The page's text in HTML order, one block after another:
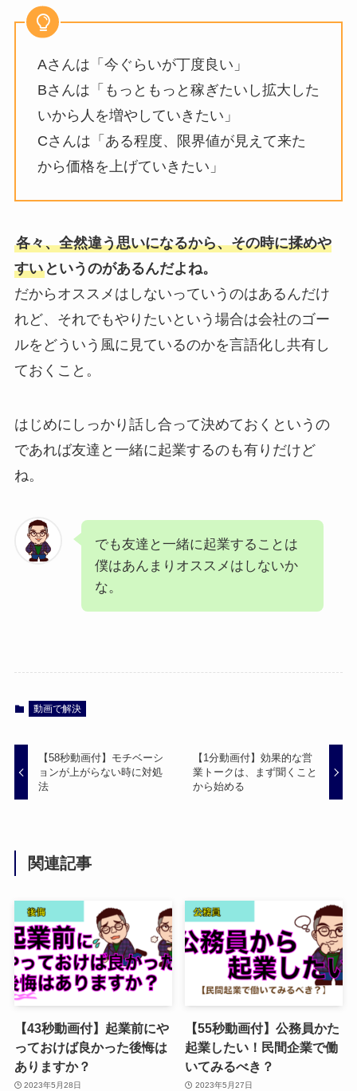
Aさんは「今ぐらいが丁度良い」
Bさんは「もっともっと稼ぎたいし拡大した
いから人を増やしていきたい」
Cさんは「ある程度、限界値が見えて来た
から価格を上げていきたい」
各々、全然違う思いになるから、その時に揉めや
すいというのがあるんだよね。
だからオススメはしないっていうのはあるんだけ
れど、それでもやりたいという場合は会社のゴー
ルをどういう風に見ているのかを言語化し共有し
ておくこと。
はじめにしっかり話し合って決めておくというの
であれば友達と一緒に起業するのも有りだけど
ね。
でも友達と一緒に起業することは
僕はあんまりオススメはしないか
な。
動画で解決
【58秒動画付】モチベーシ
ョンが上がらない時に対処
法
【1分動画付】効果的な営
業トークは、まず聞くこと
から始める
関連記事
【43秒動画付】起業前にや
っておけば良かった後悔は
ありますか？
2023年5月28日
【55秒動画付】公務員かた
起業したい！民間企業で働
いてみるべき？
2023年5月27日